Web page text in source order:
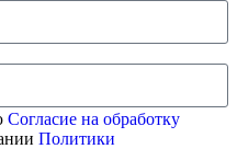
Согласие на обработку
Политики